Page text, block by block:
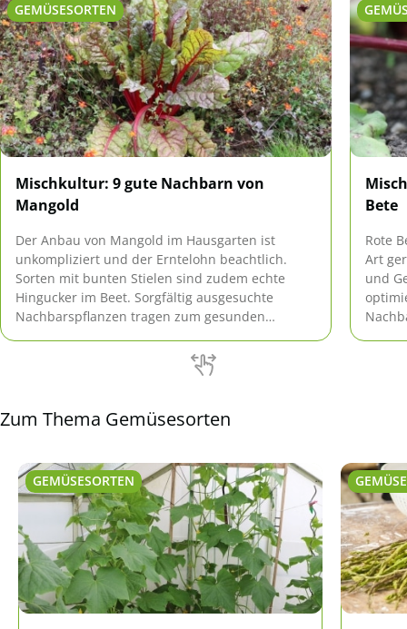
GEMÜSESORTEN
Mischkultur: 9 gute Nachbarn von
Mangold
Der Anbau von Mangold im Hausgarten ist
unkompliziert und der Erntelohn beachtlich.
Sorten mit bunten Stielen sind zudem echte
Hingucker im Beet. Sorgfältig ausgesuchte
Nachbarspflanzen tragen zum gesunden
Bete
Rote
Art
und
Zum Thema Gemüsesorten
GEMÜSESORTEN